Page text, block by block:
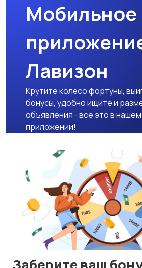
Мобильное
Лавизон
Крутите колесо фортуны,
бонусы, удобно ищите и
объявления - все это в
приложении!
Скачать APK
Магазины Блог
О нас
Служба поддержки
☕ Поддержать проект
Заберите ваш